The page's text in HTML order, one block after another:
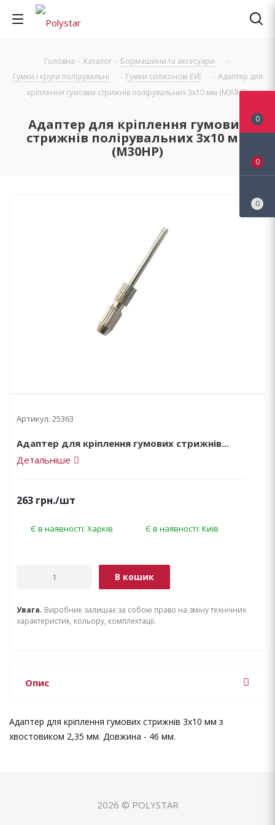
Головна - Каталог - Бормашини та аксесуари
-
Гумки і круги полірувальні
- Гумки силіконові EVE - Адаптер для
кріплення гумових стрижнів полірувальних 3х10 мм (M30HP)
Адаптер для кріплення гумових
стрижнів полірувальних 3х10 мм
(M30HP)
Артикул: 25363
Адаптер для кріплення гумових стрижнів...
Детальніше
263 грн./шт
Є в наявності: Харків Є в наявності: Київ
В кошик
Увага. Виробник залишає за собою право на зміну технічних
характеристик, кольору, комплектації.
Опис
Адаптер для кріплення гумових стрижнів 3х10 мм з
хвостовиком 2,35 мм. Довжина - 46 мм.
2026 © POLYSTAR
0
0
0